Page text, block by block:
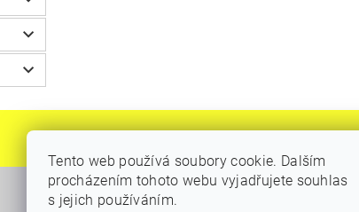
Tento web používá soubory cookie. Dalším
procházením tohoto webu vyjadřujete souhlas
s jejich používáním.